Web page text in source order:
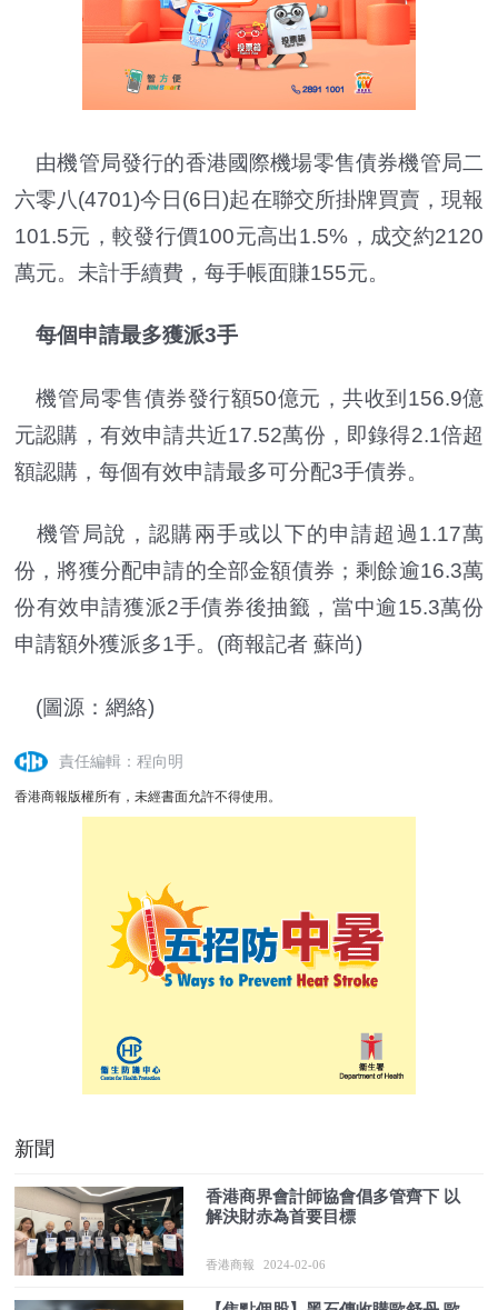
由機管局發行的香港國際機場零售債券機管局二
六零八(4701)今日(6日)起在聯交所掛牌買賣，現報
101.5元，較發行價100元高出1.5%，成交約2120
萬元。未計手續費，每手帳面賺155元。
每個申請最多獲派3手
機管局零售債券發行額50億元，共收到156.9億
元認購，有效申請共近17.52萬份，即錄得2.1倍超
額認購，每個有效申請最多可分配3手債券。
機管局說，認購兩手或以下的申請超過1.17萬
份，將獲分配申請的全部金額債券；剩餘逾16.3萬
份有效申請獲派2手債券後抽籤，當中逾15.3萬份
申請額外獲派多1手。(商報記者 蘇尚)
(圖源：網絡)
責任編輯：程向明
香港商報版權所有，未經書面允許不得使用。
新聞
香港商界會計師協會倡多管齊下 以
解決財赤為首要目標
香港商報 2024-02-06